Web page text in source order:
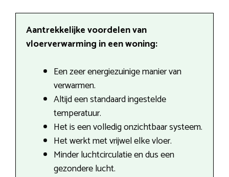
Aantrekkelijke voordelen van
vloerverwarming in een woning:
Een zeer energiezuinige manier van
verwarmen.
Altijd een standaard ingestelde
temperatuur.
Het is een volledig onzichtbaar systeem.
Het werkt met vrijwel elke vloer.
Minder luchtcirculatie en dus een
gezondere lucht.